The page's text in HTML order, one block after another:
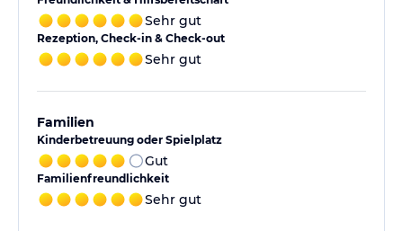
Sehr gut
Rezeption, Check-in & Check-out
Sehr gut
Familien
Kinderbetreuung oder Spielplatz
Gut
Familienfreundlichkeit
Sehr gut